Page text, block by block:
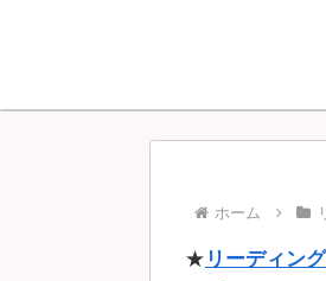
ホーム
★ リーディン